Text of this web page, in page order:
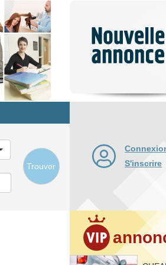
Trouver
S'inscrire